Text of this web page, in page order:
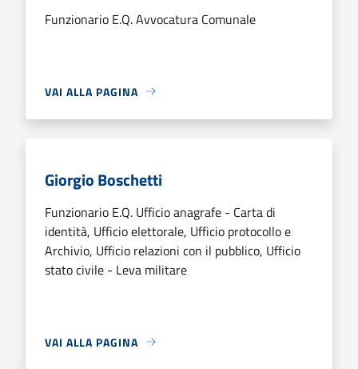
Funzionario E.Q. Avvocatura Comunale
VAI ALLA PAGINA
Giorgio Boschetti
Funzionario E.Q. Ufficio anagrafe - Carta di
identità, Ufficio elettorale, Ufficio protocollo e
Archivio, Ufficio relazioni con il pubblico, Ufficio
stato civile - Leva militare
VAI ALLA PAGINA